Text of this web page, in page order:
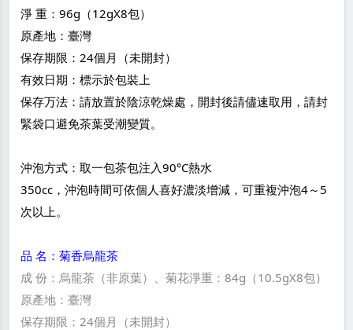
淨 重：96g（12gX8包）
原產地：臺灣
保存期限：24個月（未開封）
有效日期：標示於包裝上
保存万法：請放置於陰涼乾燥處，開封後請儘速取用，請封
緊袋口避免茶葉受潮變質。
沖泡方式：取一包茶包注入90°C熱水
350cc，沖泡時間可依個人喜好濃淡增減，可重複沖泡4～5
次以上。
品 名：菊香烏龍茶
成 份：烏龍茶（非原葉）、菊花淨重：84g（10.5gX8包）
原產地：臺灣
保存期限：24個月（未開封）